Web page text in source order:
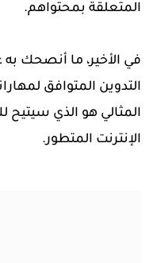
المتعلقة بمحتواهم.
في الأخير، ما أنصحك
التدوين المتوافق
المثالي هو الذي سيتيح
الإنترنت المتطور.